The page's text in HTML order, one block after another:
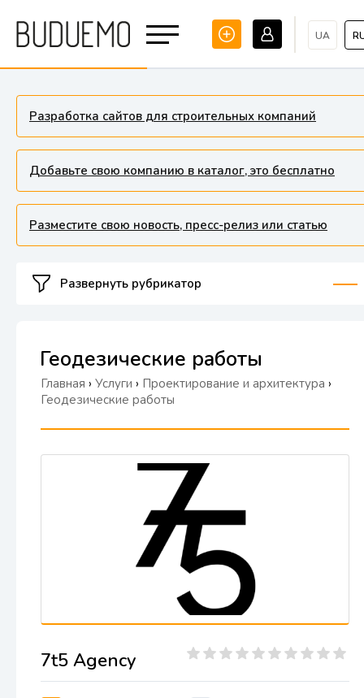
UA
Разработка сайтов для строительных компаний
Добавьте свою компанию в каталог, это бесплатно
Разместите свою новость, пресс-релиз или статью
Развернуть рубрикатор
Геодезические работы
Главная › Услуги › Проектирование и архитектура ›
Геодезические работы
7t5 Agency